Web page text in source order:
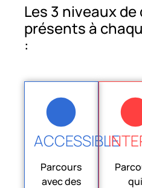
Les 3 niveaux
présents à
:
ACCESSIBLE
Parcours
avec des
qui